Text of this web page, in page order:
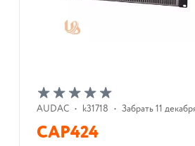
AUDAC • k31718 • Забрать 11
CAP424